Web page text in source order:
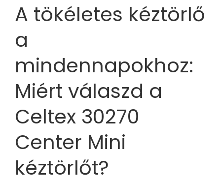
A tökéletes kéztörlő
a
mindennapokhoz:
Miért válaszd a
Celtex 30270
Center Mini
kéztörlőt?